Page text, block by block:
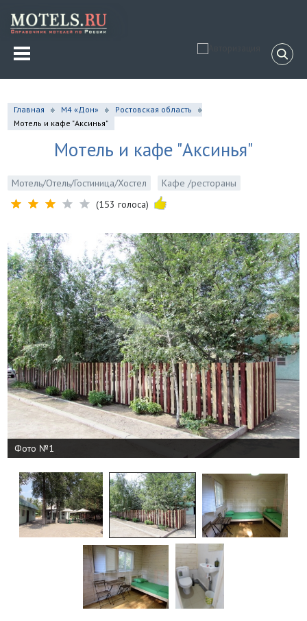
Главная М4 «Дон»
Ростовская область
Мотель и кафе "Аксинья"
Мотель и кафе "Аксинья"
Мотель/Отель/Гостиница/Хостел
Кафе /рестораны
(153 голоса)
Фото №1